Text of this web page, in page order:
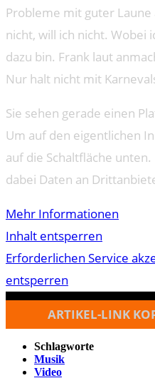
Probleme mit guter
nicht, will ich nicht. Wobei
dazu bin. Frank laut
Nur halt nicht mit
Sie sehen gerade einen
Um auf den eigentlichen
auf die Schaltfläche
dabei Daten an
Mehr Informationen
Inhalt entsperren
Erforderlichen Service
entsperren
ARTIKEL-LINK
Schlagworte
Musik
Video